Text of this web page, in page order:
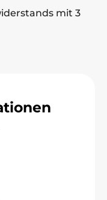
mit 3